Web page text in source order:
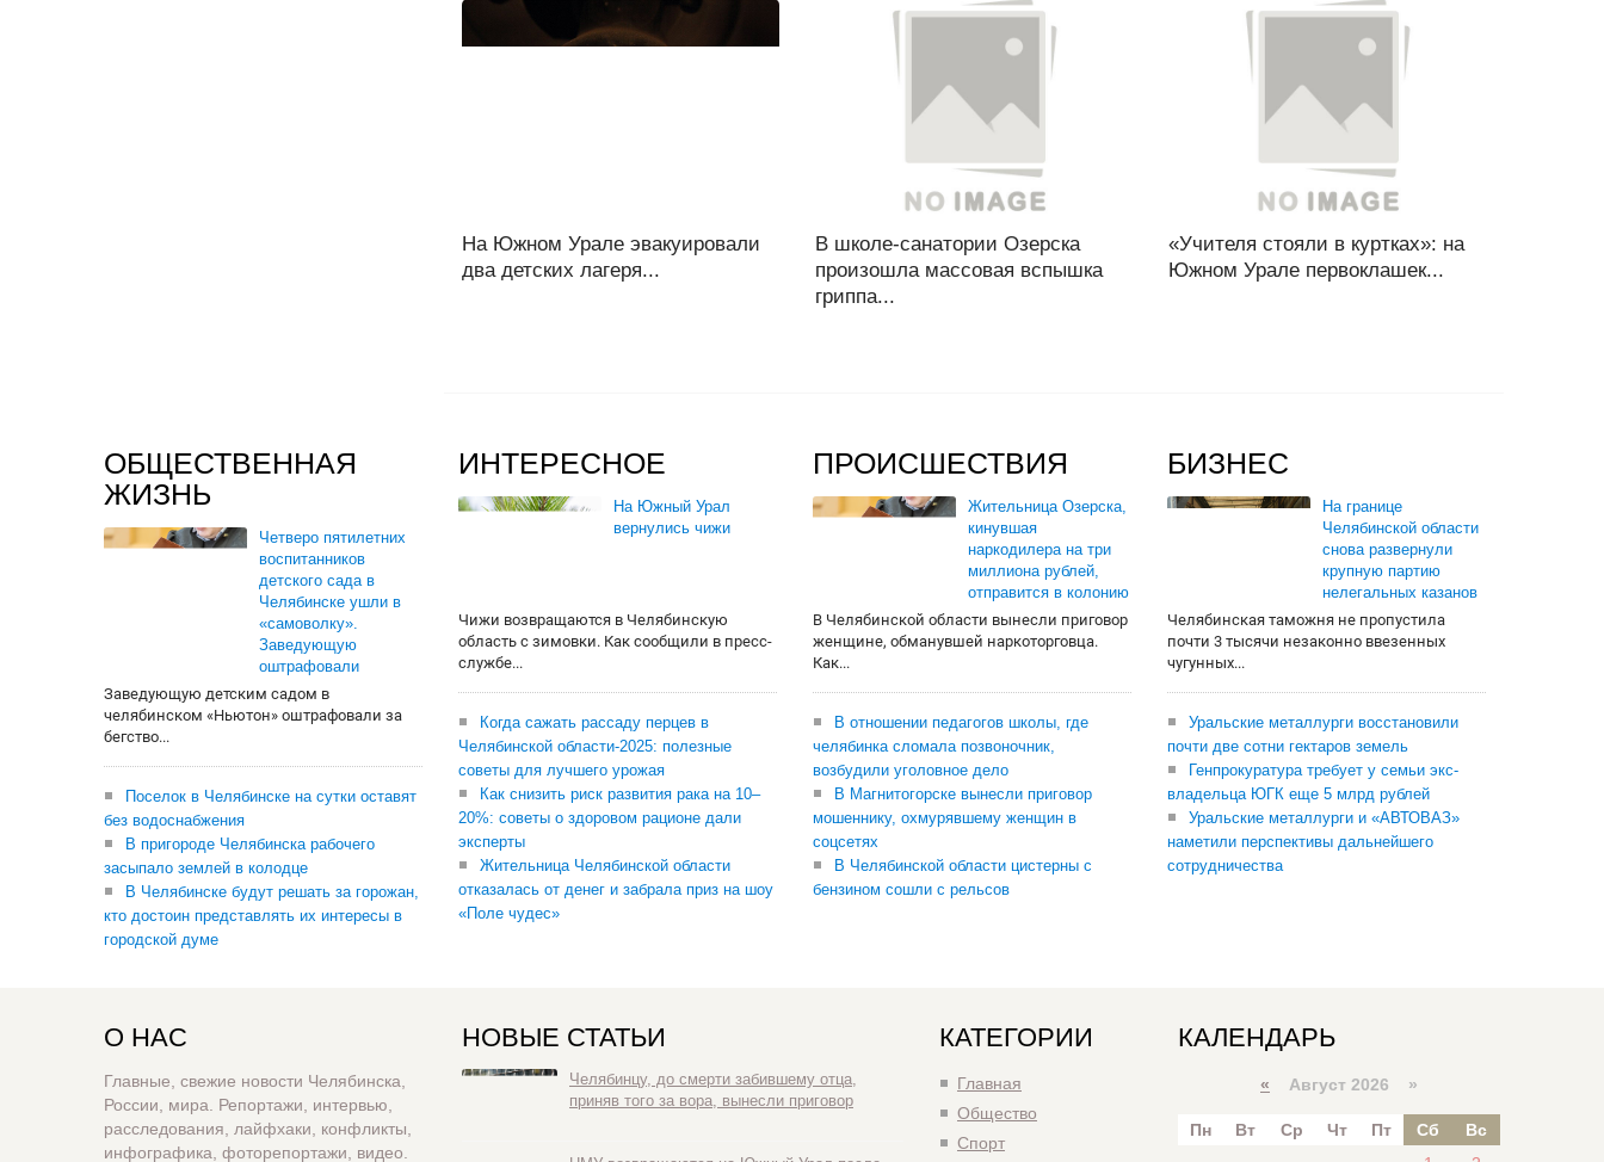
На Южном Урале эвакуировали
два детских лагеря...
В школе-санатории Озерска
произошла массовая вспышка
гриппа...
«Учителя стояли в куртках»: на
Южном Урале первоклашек...
ОБЩЕСТВЕННАЯ
ЖИЗНЬ
Четверо пятилетних
воспитанников
детского сада в
Челябинске ушли в
«самоволку».
Заведующую
оштрафовали
Заведующую детским садом в
челябинском «Ньютон» оштрафовали за
бегство...
Поселок в Челябинске на сутки оставят
без водоснабжения
В пригороде Челябинска рабочего
засыпало землей в колодце
В Челябинске будут решать за горожан,
кто достоин представлять их интересы в
городской думе
ИНТЕРЕСНОЕ
На Южный Урал
вернулись чижи
Чижи возвращаются в Челябинскую
область с зимовки. Как сообщили в пресс-
службе...
Когда сажать рассаду перцев в
Челябинской области-2025: полезные
советы для лучшего урожая
Как снизить риск развития рака на 10–
20%: советы о здоровом рационе дали
эксперты
Жительница Челябинской области
отказалась от денег и забрала приз на шоу
«Поле чудес»
ПРОИСШЕСТВИЯ
Жительница Озерска,
кинувшая
наркодилера на три
миллиона рублей,
отправится в колонию
В Челябинской области вынесли приговор
женщине, обманувшей наркоторговца.
Как...
В отношении педагогов школы, где
челябинка сломала позвоночник,
возбудили уголовное дело
В Магнитогорске вынесли приговор
мошеннику, охмурявшему женщин в
соцсетях
В Челябинской области цистерны с
бензином сошли с рельсов
БИЗНЕС
На границе
Челябинской области
снова развернули
крупную партию
нелегальных казанов
Челябинская таможня не пропустила
почти 3 тысячи незаконно ввезенных
чугунных...
Уральские металлурги восстановили
почти две сотни гектаров земель
Генпрокуратура требует у семьи экс-
владельца ЮГК еще 5 млрд рублей
Уральские металлурги и «АВТОВАЗ»
наметили перспективы дальнейшего
сотрудничества
О НАС
Главные, свежие новости Челябинска,
России, мира. Репортажи, интервью,
расследования, лайфхаки, конфликты,
инфографика, фоторепортажи, видео.
НОВЫЕ СТАТЬИ
Челябинцу, до смерти забившему отца,
приняв того за вора, вынесли приговор
КАТЕГОРИИ
Главная
Общество
Спорт
КАЛЕНДАРЬ
« Август 2026 »
Пн Вт Ср Чт Пт Сб
Вс